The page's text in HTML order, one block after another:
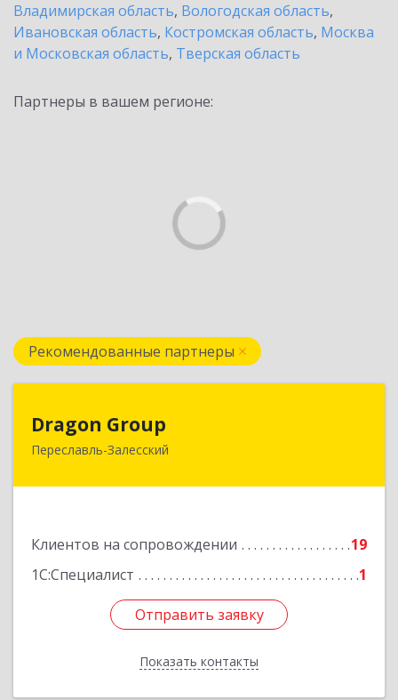
Владимирская область, Вологодская область,
Ивановская область, Костромская область, Москва
и Московская область, Тверская область
Партнеры в вашем регионе:
Рекомендованные партнеры
Dragon Group
Переславль-Залесский
Клиентов на сопровождении
19
1С:Специалист
1
Отправить заявку
Показать контакты
152020, Ярославская обл, Переславль-
Отправить заявку
Назад